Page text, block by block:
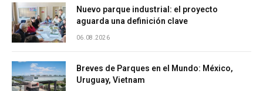
Nuevo parque industrial: el proyecto
aguarda una definición clave
06.08.2026
Breves de Parques en el Mundo: México,
Uruguay, Vietnam